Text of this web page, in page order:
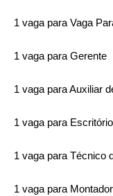
1 vaga para Vaga
1 vaga para Gerente
1 vaga para Auxiliar
1 vaga para Escritório
1 vaga para Técnico
1 vaga para